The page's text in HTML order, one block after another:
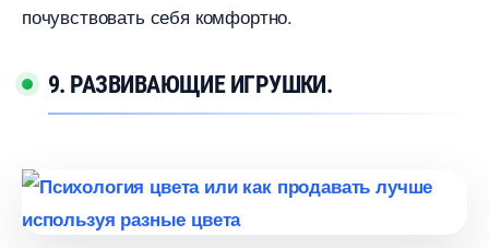
почувствовать себя комфортно.
9. РАЗВИВАЮЩИЕ ИГРУШКИ.